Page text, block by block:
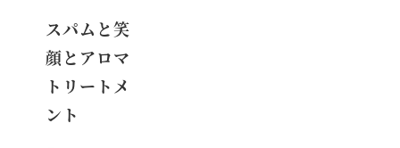
スパムと笑
顔とアロマ
トリートメ
ント